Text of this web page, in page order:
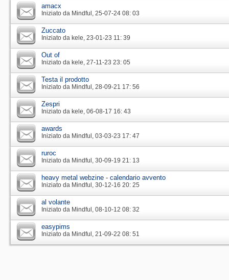
amacx
Iniziato da Mindful‎, 25-07-24 08: 03
Zuccato
Iniziato da kele‎, 23-01-23 11: 39
Out of
Iniziato da kele‎, 27-11-23 23: 05
Testa il prodotto
Iniziato da Mindful‎, 28-09-21 17: 56
Zespri
Iniziato da kele‎, 06-08-17 16: 43
awards
Iniziato da Mindful‎, 03-03-23 17: 47
ruroc
Iniziato da Mindful‎, 30-09-19 21: 13
heavy metal webzine - calendario avvento
Iniziato da Mindful‎, 30-12-16 20: 25
al volante
Iniziato da Mindful‎, 08-10-12 08: 32
easypims
Iniziato da Mindful‎, 21-09-22 08: 51